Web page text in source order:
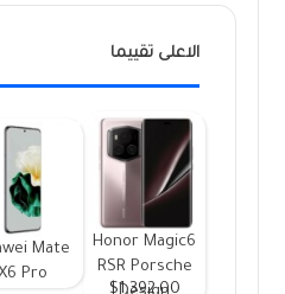
الاعلى تقييما
Honor Magic6
RSR Porsche
$1,392.00
Mate
Pro